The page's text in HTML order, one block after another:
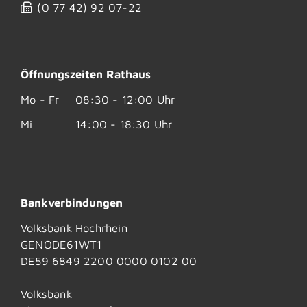
(0 77 42) 92 07-22
Öffnungszeiten Rathaus
Mo - Fr
08:30 - 12:00 Uhr
Mi
14:00 - 18:30 Uhr
Bankverbindungen
Volksbank Hochrhein
GENODE61WT1
DE59 6849 2200 0000 0102 00
Volksbank